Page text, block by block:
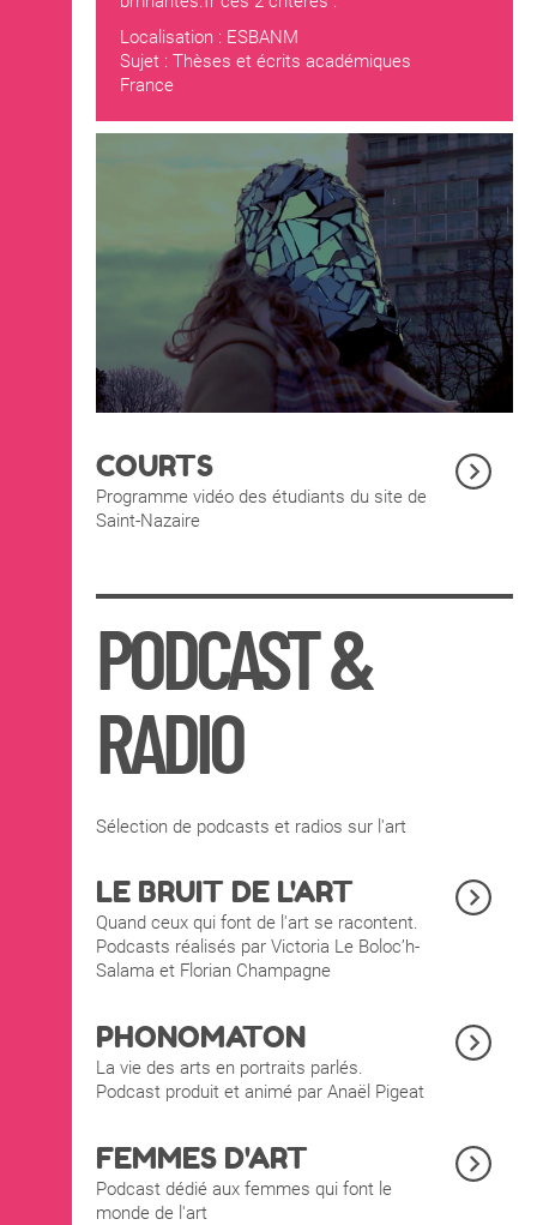
Localisation : ESBANM
Sujet : Thèses et écrits académiques
France
COURTS
Programme vidéo des étudiants du site de
Saint-Nazaire
PODCAST &
RADIO
Sélection de podcasts et radios sur l'art
LE BRUIT DE L'ART
Quand ceux qui font de l'art se racontent.
Podcasts réalisés par Victoria Le Boloc’h-
Salama et Florian Champagne
PHONOMATON
La vie des arts en portraits parlés.
Podcast produit et animé par Anaël Pigeat
FEMMES D'ART
Podcast dédié aux femmes qui font le
monde de l'art